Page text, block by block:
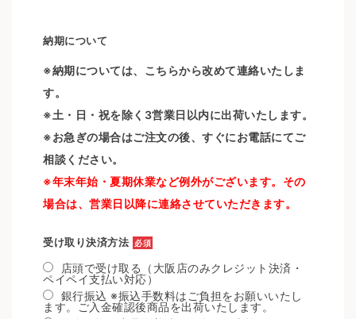
納期について
※納期については、こちらから改めて連絡いたしま
す。
※土・日・祝を除く3営業日以内に出荷いたします。
※お急ぎの場合はご注文の後、すぐにお電話にてご
相談ください。
※年末年始・夏期休業など例外がございます。その
場合は、営業日以降に連絡させていただきます。
受け取り決済方法 必須
店頭で受け取る（大阪店のみクレジット決済・
ペイペイ支払い対応）
銀行振込 ※振込手数料はご負担をお願いいたし
ます。ご入金確認後商品を出荷いたします。